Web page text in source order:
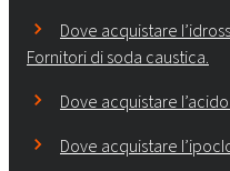
Dove acquistare
Fornitori di soda caustica.
Dove acquistare
Dove acquistare